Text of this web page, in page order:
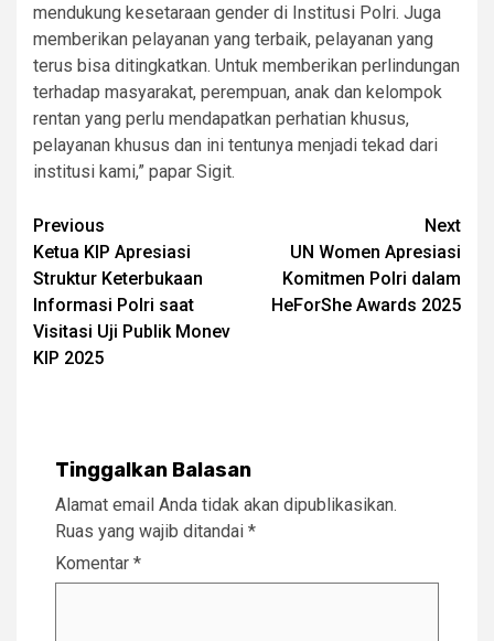
mendukung kesetaraan gender di Institusi Polri. Juga
memberikan pelayanan yang terbaik, pelayanan yang
terus bisa ditingkatkan. Untuk memberikan perlindungan
terhadap masyarakat, perempuan, anak dan kelompok
rentan yang perlu mendapatkan perhatian khusus,
pelayanan khusus dan ini tentunya menjadi tekad dari
institusi kami,” papar Sigit.
Post
navigation
Previous
Ketua KIP Apresiasi
Struktur Keterbukaan
Informasi Polri saat
Visitasi Uji Publik Monev
KIP 2025
Next
UN Women Apresiasi
Komitmen Polri dalam
HeForShe Awards 2025
Tinggalkan Balasan
Alamat email Anda tidak akan dipublikasikan.
Ruas yang wajib ditandai *
Komentar *